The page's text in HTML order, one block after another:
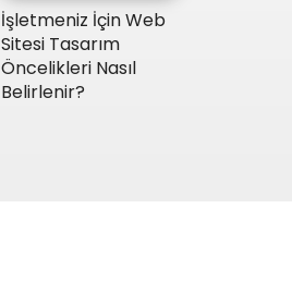
İşletmeniz İçin Web
Sitesi Tasarım
Öncelikleri Nasıl
Belirlenir?